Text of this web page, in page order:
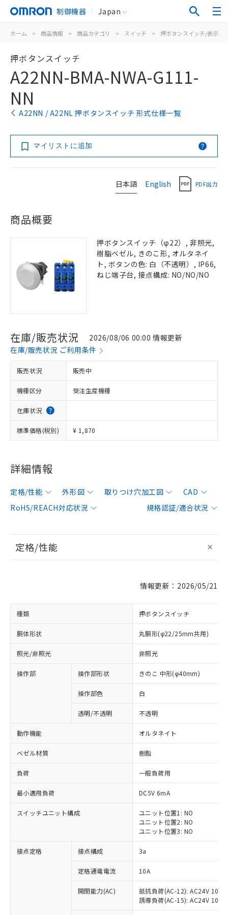
制御機器 Japan
ホーム > 商品情報 > 商品カテゴリ > スイッチ > 押ボタンスイッチ/表示灯
押ボタンスイッチ
A22NN-BMA-NWA-G111-
NN
A22NN / A22NL 押ボタンスイッチ 形式仕様一覧
マイリストに追加
日本語 English PDF出力
商品概要
押ボタンスイッチ（φ22）, 非照光,
樹脂ベゼル, きのこ形, オルタネイ
ト, ボタンの色: 白（不透明）, IP66,
ねじ端子台, 接点構成: NO/NO/NO
在庫/販売状況
2026/08/06 00:00 情報更新
在庫/販売状況 ご利用条件
販売状況 販売中
機種区分 受注生産機種
在庫状況
標準価格(税別) ¥ 1,870
詳細情報
定格/性能 外形図 取りつけ穴加工図
CAD
RoHS/REACH対応状況
規格認証/適合状況
定格/性能
情報更新：2026/05/21
種類 押ボタンスイッチ
胴体形状 丸胴形(φ22/25mm共用)
照光/非照光 非照光
操作部 操作部形状 きのこ 中形(φ40mm)
操作部色 白
透明/不透明 不透明
動作機能 オルタネイト
ベゼル材質 樹脂
負荷 一般負荷用
最小適用負荷 DC5V 6mA
スイッチユニット構成
ユニット位置1: NO
ユニット位置2: NO
ユニット位置3: NO
接点定格 接点構成 3a
定格通電電流 10A
開閉能力(AC)
抵抗負荷(AC-12): AC24V 10A/
誘導負荷(AC-15): AC24V
※1 対応状況
対応済み：EU RoHS指令（10物質）の
非含有に対応した製品が提供可能な商品で
対応予定：EU RoHS指令（10物質）の非含